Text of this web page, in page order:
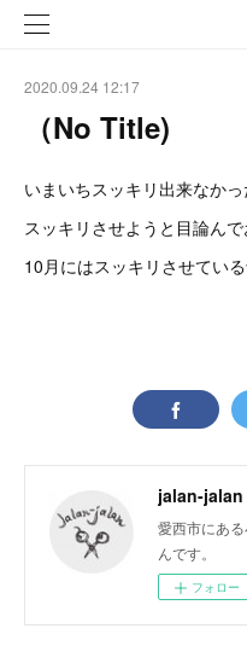
2020.09.24 12:17
（No Title)
いまいちスッキリ出来なか
スッキリさせようと目論んで
10月にはスッキリさせている
jalan-jalan
愛西市にあ
んです。
フォロー